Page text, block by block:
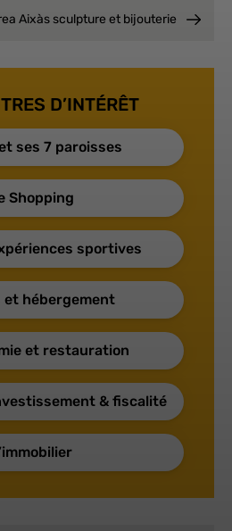
Aixàs sculpture et bijouterie
D’INTÉRÊT
ses 7 paroisses
Shopping
sportives
et hébergement
et restauration
& fiscalité